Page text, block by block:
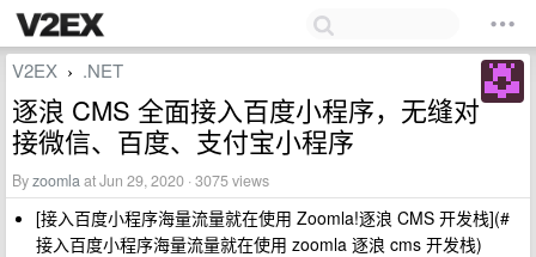
V2EX › .NET
逐浪 CMS 全面接入百度小程序，无缝对
接微信、百度、支付宝小程序
Byzoomlaat Jun 29, 2020 · 3075 views
[接入百度小程序海量流量就在使用 Zoomla!逐浪 CMS 开发栈](#
接入百度小程序海量流量就在使用 zoomla 逐浪 cms 开发栈)